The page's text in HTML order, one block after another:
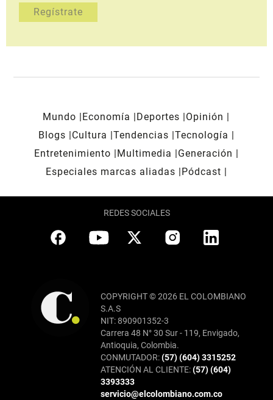
Mundo Economía Deportes
Opinión
Blogs
Cultura Tendencias Tecnología
Entretenimiento
Multimedia
Generación
Especiales marcas aliadas
Pódcast
REDES SOCIALES
COPYRIGHT © 2026 EL COLOMBIANO
S.A.S
NIT: 890901352-3
Carrera 48 N° 30 Sur - 119, Envigado,
Antioquia, Colombia.
CONMUTADOR:(57) (604) 3315252
ATENCIÓN AL CLIENTE:(57) (604)
3393333
servicio@elcolombiano.com.co